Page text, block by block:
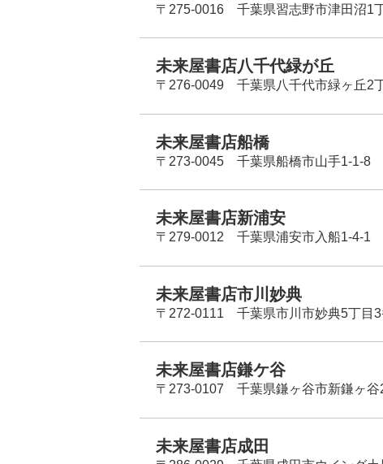
〒275-0016 千葉県習志野市津田沼1
未来屋書店八千代緑が丘
〒276-0049 千葉県八千代市緑ヶ丘2
未来屋書店船橋
〒273-0045 千葉県船橋市山手1-1-8
未来屋書店新浦安
〒279-0012 千葉県浦安市入船1-4-1
未来屋書店市川妙典
〒272-0111 千葉県市川市妙典5丁目
未来屋書店鎌ケ谷
〒273-0107 千葉県鎌ヶ谷市新鎌ヶ谷
未来屋書店成田